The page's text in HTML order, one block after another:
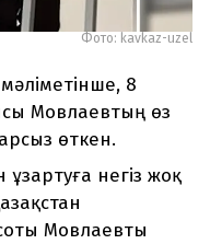
Фото: kavkaz-uzel
8
Мовлаевтың өз
өткен.
негіз жоқ
Мовлаевты